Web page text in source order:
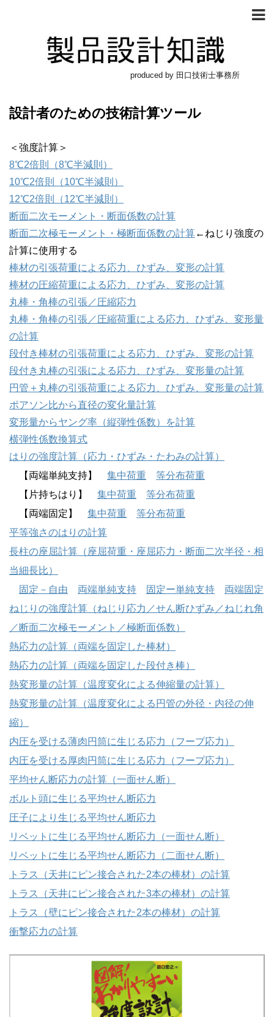
produced by 田口技術士事務所
設計者のための技術計算ツール
＜強度計算＞
8℃2倍則（8℃半減則）
10℃2倍則（10℃半減則）
12℃2倍則（12℃半減則）
断面二次モーメント・断面係数の計算
断面二次極モーメント・極断面係数の計算←ねじり強度の
計算に使用する
棒材の引張荷重による応力、ひずみ、変形の計算
棒材の圧縮荷重による応力、ひずみ、変形の計算
丸棒・角棒の引張／圧縮応力
丸棒・角棒の引張／圧縮荷重による応力、ひずみ、変形量
の計算
段付き棒材の引張荷重による応力、ひずみ、変形の計算
段付き丸棒の引張による応力、ひずみ、変形量の計算
円管＋丸棒の引張荷重による応力、ひずみ、変形量の計算
ポアソン比から直径の変化量計算
変形量からヤング率（縦弾性係数）を計算
横弾性係数換算式
はりの強度計算（応力・ひずみ・たわみの計算）
【両端単純支持】 集中荷重
等分布荷重
【片持ちはり】 集中荷重
等分布荷重
【両端固定】 集中荷重
等分布荷重
平等強さのはりの計算
長柱の座屈計算（座屈荷重・座屈応力・断面二次半径・相
当細長比）
固定－自由
両端単純支持 固定ー単純支持
両端固定
ねじりの強度計算（ねじり応力／せん断ひずみ／ねじれ角
／断面二次極モーメント／極断面係数）
熱応力の計算（両端を固定した棒材）
熱応力の計算（両端を固定した段付き棒）
熱変形量の計算（温度変化による伸縮量の計算）
熱変形量の計算（温度変化による円管の外径・内径の伸
縮）
内圧を受ける薄肉円筒に生じる応力（フープ応力）
内圧を受ける厚肉円筒に生じる応力（フープ応力）
平均せん断応力の計算（一面せん断）
ボルト頭に生じる平均せん断応力
圧子により生じる平均せん断応力
リベットに生じる平均せん断応力（一面せん断）
リベットに生じる平均せん断応力（二面せん断）
トラス（天井にピン接合された2本の棒材）の計算
トラス（天井にピン接合された3本の棒材）の計算
トラス（壁にピン接合された2本の棒材）の計算
衝撃応力の計算